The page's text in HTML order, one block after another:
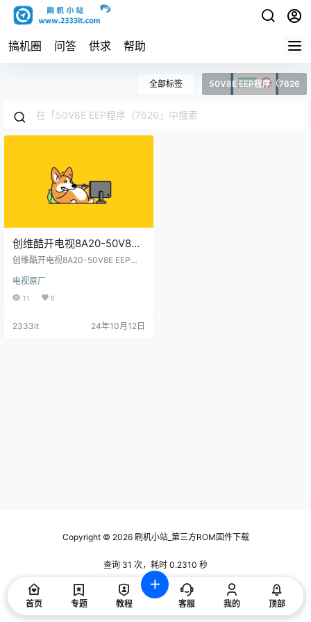
搞机圈 问答 供求 帮助
全部标签 50V8E EEP程序（7626
创维酷开电视8A20-50V8E
EEP程序（7626-T5000Q-
刷机包
创维酷开电视8A20-50V8E EEP程
厂程序U盘数据刷机包
电视原厂
11 0
2333it 24年10月12日
Copyright © 2026刷机小站_第三方ROM固件下载
查询 31 次，耗时 0.2310 秒
首页 专题 教程 客服 我的 顶部